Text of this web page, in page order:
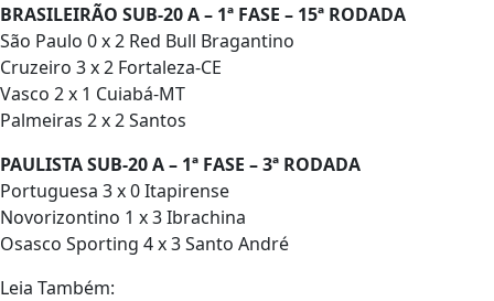
BRASILEIRÃO SUB-20 A – 1ª FASE – 15ª RODADA
São Paulo 0 x 2 Red Bull Bragantino
Cruzeiro 3 x 2 Fortaleza-CE
Vasco 2 x 1 Cuiabá-MT
Palmeiras 2 x 2 Santos
PAULISTA SUB-20 A – 1ª FASE – 3ª RODADA
Portuguesa 3 x 0 Itapirense
Novorizontino 1 x 3 Ibrachina
Osasco Sporting 4 x 3 Santo André
Leia Também: